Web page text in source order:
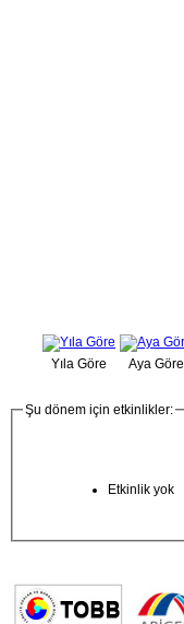
Yıla Göre Aya Göre
Şu dönem için etkinlikler:
Etkinlik yok